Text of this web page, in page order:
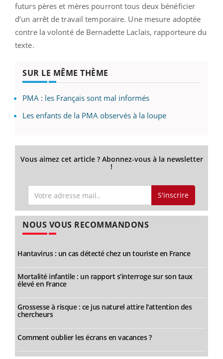
futurs pères et mères pourront tous deux bénéficier
d’un arrêt de travail temporaire. Une mesure adoptée
contre la volonté de Bernadette Laclais, rapporteure du
texte.
SUR LE MÊME THÈME
PMA : les Français sont mal informés
Les enfants de la PMA observés à la loupe
Vous aimez cet article ? Abonnez-vous à la newsletter
!
S'inscrire
NOUS VOUS RECOMMANDONS
Hantavirus : un cas détecté chez un touriste en France
Mortalité infantile : un rapport s’interroge sur son taux
élevé en France
Grossesse à risque : ce jus naturel attire l'attention des
chercheurs
Comment oublier les écrans en vacances ?